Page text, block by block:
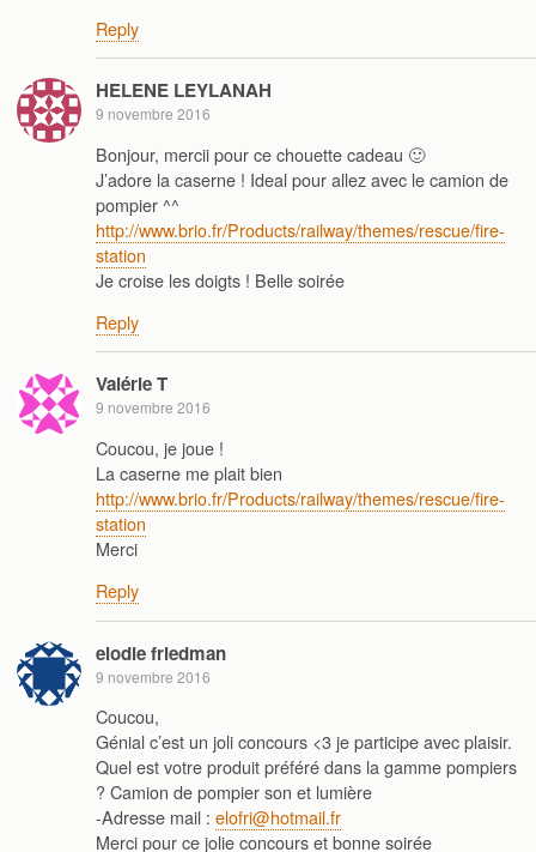
Reply
HELENE LEYLANAH
9 novembre 2016
Bonjour, mercii pour ce chouette cadeau 🙂
J’adore la caserne ! Ideal pour allez avec le camion de
pompier ^^
http://www.brio.fr/Products/railway/themes/rescue/fire-
station
Je croise les doigts ! Belle soirée
Reply
Valérie T
9 novembre 2016
Coucou, je joue !
La caserne me plait bien
http://www.brio.fr/Products/railway/themes/rescue/fire-
station
Merci
Reply
elodie friedman
9 novembre 2016
Coucou,
Génial c’est un joli concours <3 je participe avec plaisir.
Quel est votre produit préféré dans la gamme pompiers
? Camion de pompier son et lumière
-Adresse mail : elofri@hotmail.fr
Merci pour ce jolie concours et bonne soirée